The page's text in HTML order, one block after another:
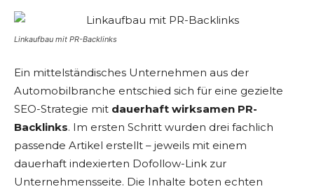
Linkaufbau mit PR-Backlinks
Ein mittelständisches Unternehmen aus der
Automobilbranche entschied sich für eine gezielte
SEO-Strategie mit dauerhaft wirksamen PR-
Backlinks. Im ersten Schritt wurden drei fachlich
passende Artikel erstellt – jeweils mit einem
dauerhaft indexierten Dofollow-Link zur
Unternehmensseite. Die Inhalte boten echten